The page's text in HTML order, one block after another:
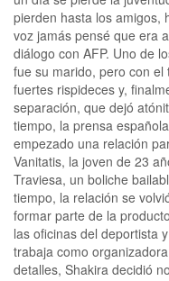
pierden hasta los amigos,
voz jamás pensé que era
diálogo con AFP. Uno de
fue su marido, pero con
fuertes rispideces y,
separación, que dejó
tiempo, la prensa
empezado una relación
Vanitatis, la joven de 23
Traviesa, un boliche
tiempo, la relación se
formar parte de la
las oficinas del deportista
trabaja como
detalles, Shakira decidió